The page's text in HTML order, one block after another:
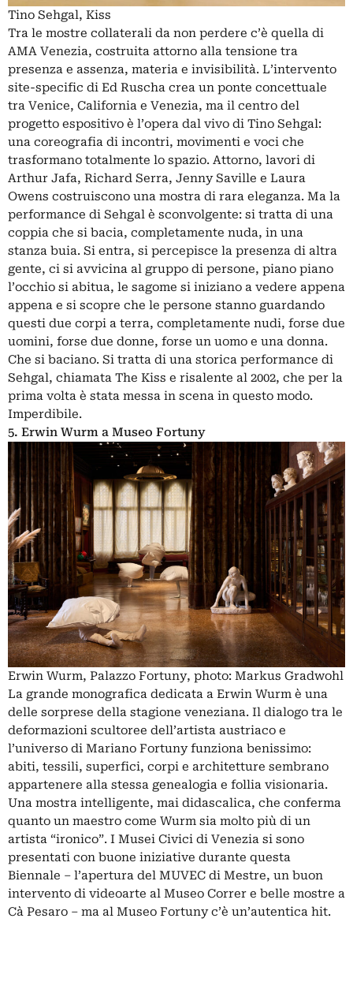
Tino Sehgal, Kiss
Tra le mostre collaterali da non perdere c’è quella di
AMA Venezia, costruita attorno alla tensione tra
presenza e assenza, materia e invisibilità. L’intervento
site-specific di Ed Ruscha crea un ponte concettuale
tra Venice, California e Venezia, ma il centro del
progetto espositivo è l’opera dal vivo di Tino Sehgal:
una coreografia di incontri, movimenti e voci che
trasformano totalmente lo spazio. Attorno, lavori di
Arthur Jafa, Richard Serra, Jenny Saville e Laura
Owens costruiscono una mostra di rara eleganza. Ma la
performance di Sehgal è sconvolgente: si tratta di una
coppia che si bacia, completamente nuda, in una
stanza buia. Si entra, si percepisce la presenza di altra
gente, ci si avvicina al gruppo di persone, piano piano
l’occhio si abitua, le sagome si iniziano a vedere appena
appena e si scopre che le persone stanno guardando
questi due corpi a terra, completamente nudi, forse due
uomini, forse due donne, forse un uomo e una donna.
Che si baciano. Si tratta di una storica performance di
Sehgal, chiamata The Kiss e risalente al 2002, che per la
prima volta è stata messa in scena in questo modo.
Imperdibile.
5. Erwin Wurm a Museo Fortuny
Erwin Wurm, Palazzo Fortuny, photo: Markus Gradwohl
La grande monografica dedicata a Erwin Wurm è una
delle sorprese della stagione veneziana. Il dialogo tra le
deformazioni scultoree dell’artista austriaco e
l’universo di Mariano Fortuny funziona benissimo:
abiti, tessili, superfici, corpi e architetture sembrano
appartenere alla stessa genealogia e follia visionaria.
Una mostra intelligente, mai didascalica, che conferma
quanto un maestro come Wurm sia molto più di un
artista “ironico”. I Musei Civici di Venezia si sono
presentati con buone iniziative durante questa
Biennale – l’apertura del MUVEC di Mestre, un buon
intervento di videoarte al Museo Correr e belle mostre a
Cà Pesaro – ma al Museo Fortuny c’è un’autentica hit.